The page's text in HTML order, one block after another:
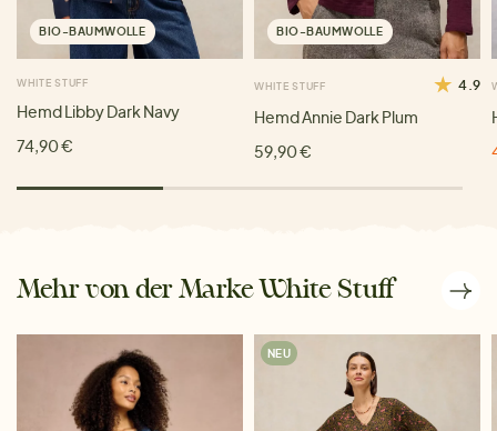
BIO-BAUMWOLLE
WHITE STUFF
Hemd Libby Dark Navy
74,90 €
BIO-BAUMWOLLE
WHITE STUFF 4.9
Hemd Annie Dark Plum
59,90 €
Mehr von der Marke White Stuff
NEU